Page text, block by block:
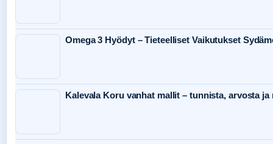
Omega 3 Hyödyt – Tieteelliset Vaikutukset
Kalevala Koru vanhat mallit – tunnista, arvosta ja